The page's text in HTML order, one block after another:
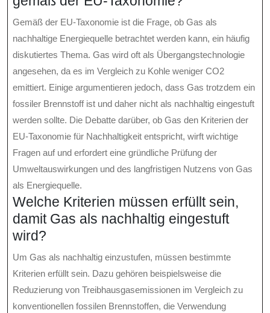
Gemäß der EU-Taxonomie ist die Frage, ob Gas als
nachhaltige Energiequelle betrachtet werden kann, ein häufig
diskutiertes Thema. Gas wird oft als Übergangstechnologie
angesehen, da es im Vergleich zu Kohle weniger CO2
emittiert. Einige argumentieren jedoch, dass Gas trotzdem ein
fossiler Brennstoff ist und daher nicht als nachhaltig eingestuft
werden sollte. Die Debatte darüber, ob Gas den Kriterien der
EU-Taxonomie für Nachhaltigkeit entspricht, wirft wichtige
Fragen auf und erfordert eine gründliche Prüfung der
Umweltauswirkungen und des langfristigen Nutzens von Gas
als Energiequelle.
Welche Kriterien müssen erfüllt sein,
damit Gas als nachhaltig eingestuft
wird?
Um Gas als nachhaltig einzustufen, müssen bestimmte
Kriterien erfüllt sein. Dazu gehören beispielsweise die
Reduzierung von Treibhausgasemissionen im Vergleich zu
konventionellen fossilen Brennstoffen, die Verwendung